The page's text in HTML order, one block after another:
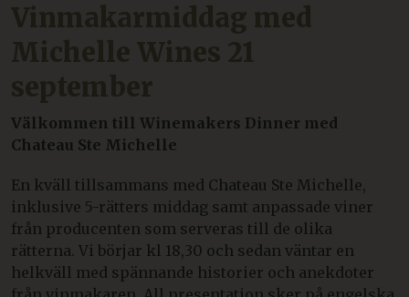
Vinmakarmiddag med
Michelle Wines 21
september
Välkommen till Winemakers Dinner med
Chateau Ste Michelle
En kväll tillsammans med Chateau Ste Michelle,
inklusive 5-rätters middag samt anpassade viner
från producenten som serveras till de olika
rätterna. Vi börjar kl 18,30 och sedan väntar en
helkväll med spännande historier och anekdoter